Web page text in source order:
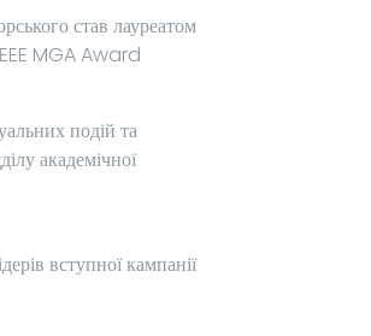
став лауреатом
MGA Award
подій та
академічної
вступної кампанії